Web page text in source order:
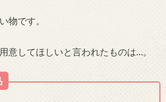
物です。
意してほしいと言われたものは…。